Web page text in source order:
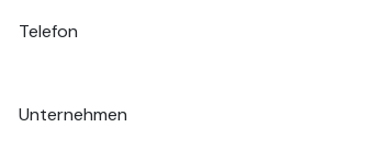
Telefon
Unternehmen